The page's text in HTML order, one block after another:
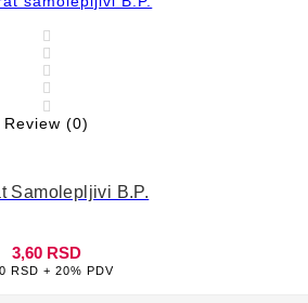





Review (0)
Samolepljivi B.P.
3,60 RSD
RSD + 20% PDV